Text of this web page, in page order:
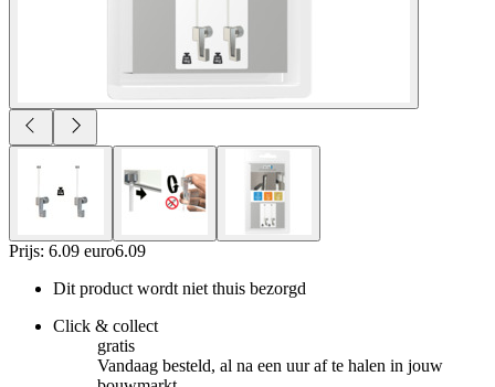
Prijs: 6.09 euro6.09
Dit product wordt niet thuis bezorgd
Click & collect
gratis
Vandaag besteld, al na een uur af te halen in jouw